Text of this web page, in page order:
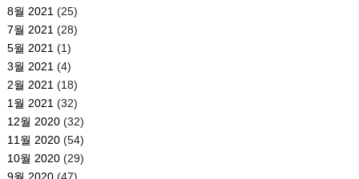
8월 2021 (25)
7월 2021 (28)
5월 2021 (1)
3월 2021 (4)
2월 2021 (18)
1월 2021 (32)
12월 2020(32)
11월 2020(54)
10월 2020(29)
9월 2020(47)